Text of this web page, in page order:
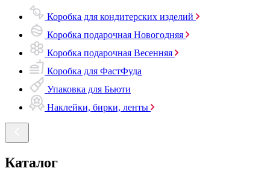
Коробка для кондитерских изделий
Коробка подарочная Новогодняя
Коробка подарочная Весенняя
Коробка для ФастФуда
Упаковка для Бьюти
Наклейки, бирки, ленты
Каталог